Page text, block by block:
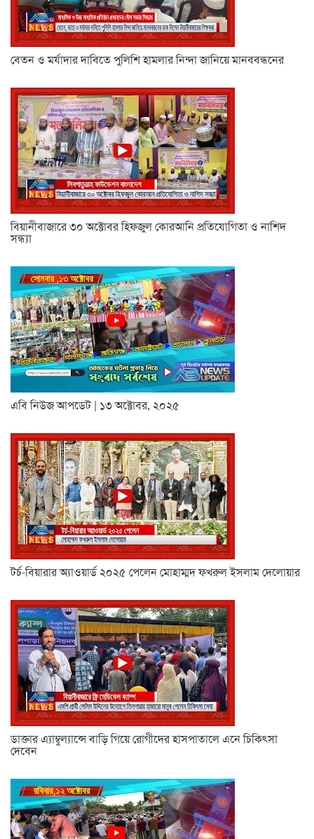
বেতন ও মর্যাদার দাবিতে পুলিশি হামলার নিন্দা জানিয়ে মানববন্ধনের
বিয়ানীবাজারে ৩০ অক্টোবর হিফজুল কোরআনি প্রতিযোগিতা ও নাশিদ
সন্ধ্যা
এবি নিউজ আপডেট | ১৩ অক্টোবর, ২০২৫
টর্চ-বিয়ারার অ্যাওয়ার্ড ২০২৫ পেলেন মোহাম্মদ ফখরুল ইসলাম দেলোয়ার
ডাক্তার এ্যাম্বুল্যান্সে বাড়ি গিয়ে রোগীদের হাসপাতালে এনে চিকিৎসা
দেবেন